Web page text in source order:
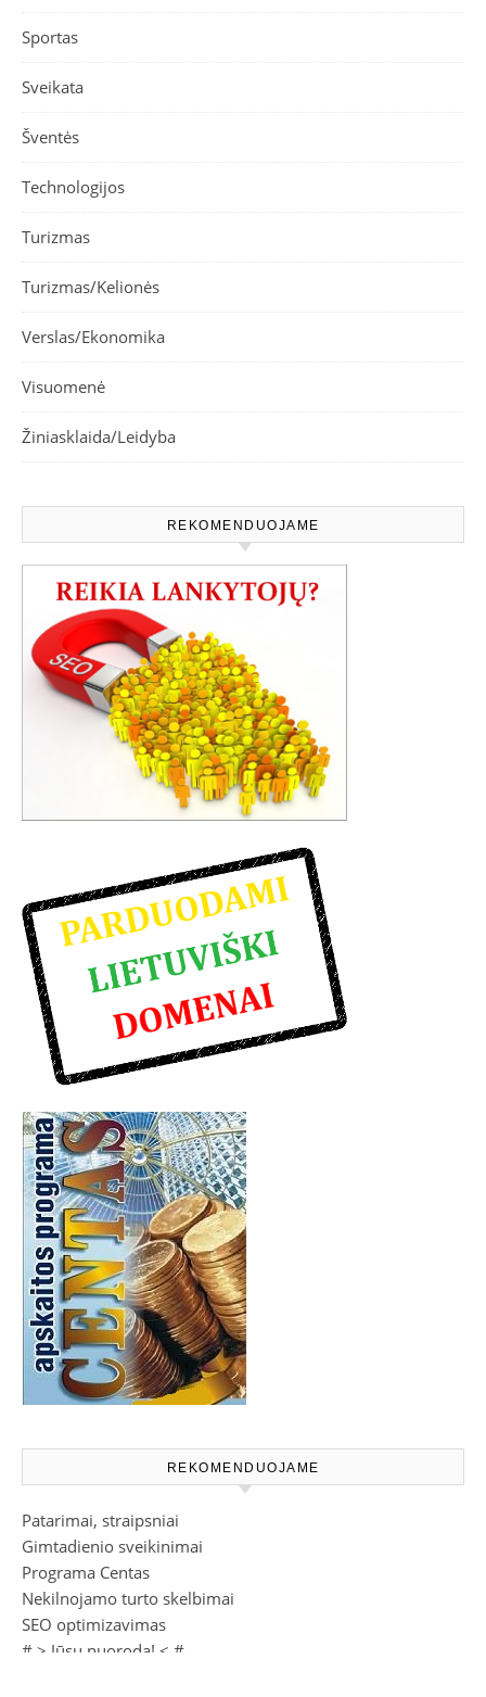
Sportas
Sveikata
Šventės
Technologijos
Turizmas
Turizmas/Kelionės
Verslas/Ekonomika
Visuomenė
Žiniasklaida/Leidyba
REKOMENDUOJAME
REKOMENDUOJAME
Patarimai, straipsniai
Gimtadienio sveikinimai
Programa Centas
Nekilnojamo turto skelbimai
SEO optimizavimas
# > Jūsų nuoroda! < #